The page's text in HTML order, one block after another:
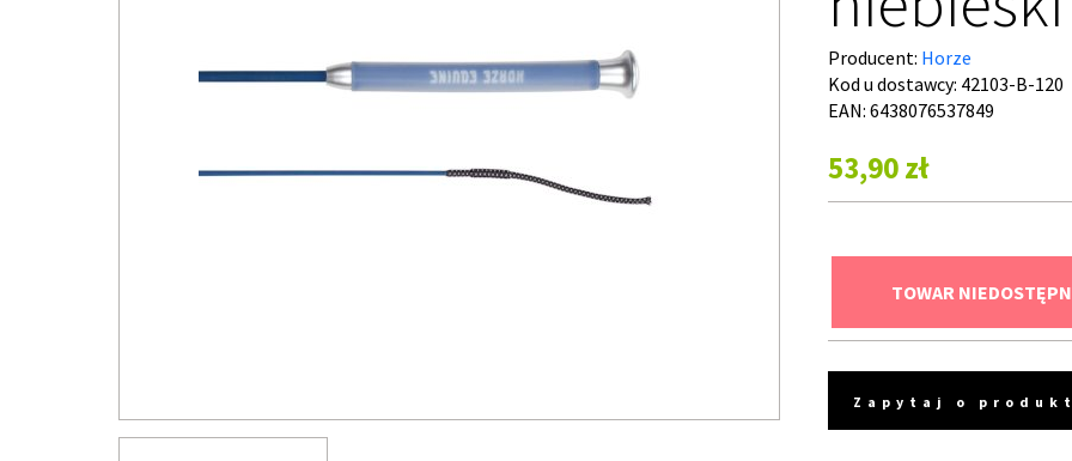
Producent: Horze
Kod u dostawcy: 42103-B-120
EAN: 6438076537849
53,90 zł
TOWAR
Zapytaj o